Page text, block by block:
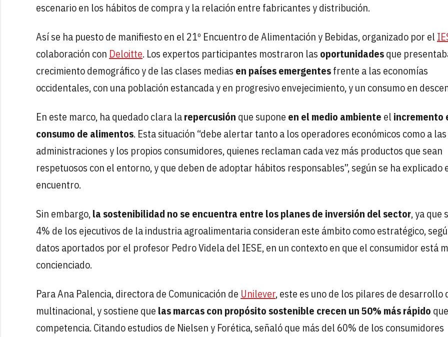
escenario en los hábitos de compra y la relación entre fabricantes y distribución.
Así se ha puesto de manifiesto en el 21º Encuentro de Alimentación y Bebidas, organizado por el
colaboración con Deloitte. Los expertos participantes mostraron las oportunidadesque
crecimiento demográfico y de las clases medias en países emergentesfrente a las economías
occidentales, con una población estancada y en progresivo envejecimiento, y un consumo en
En este marco, ha quedado clara larepercusión que supone en el medio ambiente el incremento
consumo de alimentos. Esta situación “debe alertar tanto a los operadores económicos como a las
administraciones y los propios consumidores, quienes reclaman cada vez más productos que sean
respetuosos con el entorno, y que deben de adoptar hábitos responsables”, según se ha explicado
encuentro.
Sin embargo,la sostenibilidad no se encuentra entre los planes de inversión del sector, ya que
4% de los ejecutivos de la industria agroalimentaria consideran este ámbito como estratégico,
datos aportados por el profesor Pedro Videla del IESE, en un contexto en que el consumidor está
concienciado.
Para Ana Palencia, directora de Comunicación de Unilever, este es uno de los pilares de desarrollo
multinacional, y sostiene que las marcas con propósito sostenible crecen un 50% más rápido
competencia. Citando estudios de Nielsen y Forética, señaló que más del 60% de los consumidores